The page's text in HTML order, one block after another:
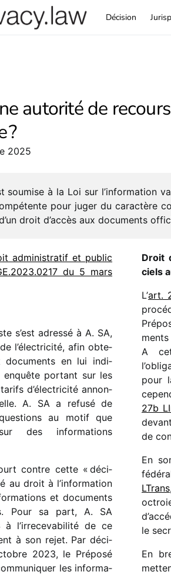
Décision
autorité de
?
2025
soumise à la Loi sur l’information
pour juger du carac­tère
droit d’ac­cès aux docu­ments
admi­nis­tra­tif et public
du 5 mars
s’est adressé à A. SA,
l’électricité, afin obte­
docu­ments en lui indi­
enquête portant sur les
d’électricité annon­
A. SA a refusé de
au motif que
des infor­ma­tions
contre cette « déci­
au droit à l’in­for­ma­tion
et docu­ments
Pour sa part, A. SA
l’irrecevabilité de ce
à son rejet. Par déci­
2023, le Préposé
les infor­ma­
Droit
ciels
L’art.
A
pour
27b
de
En
LTrans
le
En